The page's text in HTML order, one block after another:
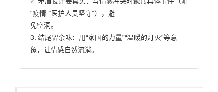
“疫情”“医护人员坚守”），避
免空洞。
3. 结尾留余味：用“家国的力量”“温暖的灯火”等意
象，让情感自然流淌。